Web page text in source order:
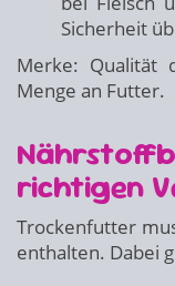
Sicherheit
Merke: Qualität
Menge an Futter.
richtigen
Trockenfutter
enthalten. Dabei